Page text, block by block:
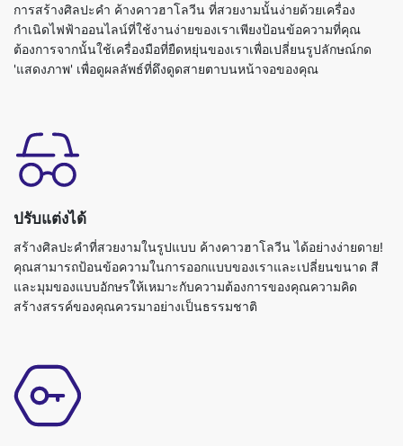
การสร้างศิลปะคำ ค้างคาวฮาโลวีน ที่สวยงามนั้นง่ายด้วยเครื่อง
กำเนิดไฟฟ้าออนไลน์ที่ใช้งานง่ายของเราเพียงป้อนข้อความที่คุณ
ต้องการจากนั้นใช้เครื่องมือที่ยืดหยุ่นของเราเพื่อเปลี่ยนรูปลักษณ์กด
'แสดงภาพ' เพื่อดูผลลัพธ์ที่ดึงดูดสายตาบนหน้าจอของคุณ
ปรับแต่งได้
สร้างศิลปะคำที่สวยงามในรูปแบบ ค้างคาวฮาโลวีน ได้อย่างง่ายดาย!
คุณสามารถป้อนข้อความในการออกแบบของเราและเปลี่ยนขนาด สี
และมุมของแบบอักษรให้เหมาะกับความต้องการของคุณความคิด
สร้างสรรค์ของคุณควรมาอย่างเป็นธรรมชาติ